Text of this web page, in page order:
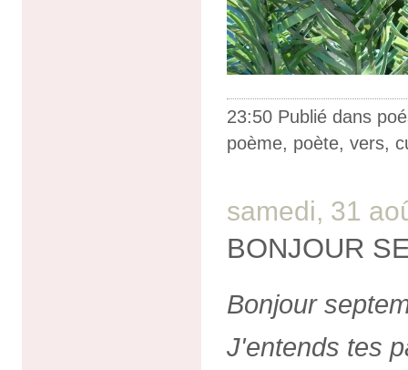
23:50 Publié dans
poème, poète, vers,
samedi, 31
BONJOUR
Bonjour
J'entends tes